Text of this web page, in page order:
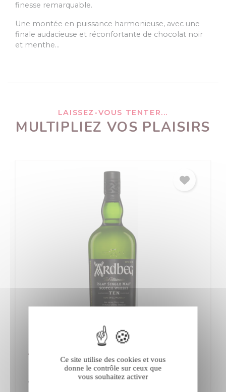
finesse remarquable.
Une montée en puissance harmonieuse, avec une
finale audacieuse et réconfortante de chocolat noir
et menthe…
LAISSEZ-VOUS TENTER...
MULTIPLIEZ VOS PLAISIRS
Ardbeg Ten
Whisky Single Malt
Ce site utilise des cookies et vous
donne le contrôle sur ceux que
vous souhaitez activer